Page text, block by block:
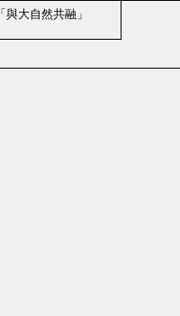
「與大自然共融」